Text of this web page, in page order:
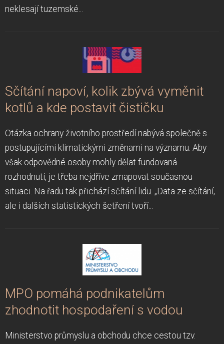
neklesají tuzemské...
Sčítání napoví, kolik zbývá vyměnit
kotlů a kde postavit čističku
Otázka ochrany životního prostředí nabývá společně s
postupujícími klimatickými změnami na významu. Aby
však odpovědné osoby mohly dělat fundovaná
rozhodnutí, je třeba nejdříve zmapovat současnou
situaci. Na řadu tak přichází sčítání lidu. „Data ze sčítání,
ale i dalších statistických šetření tvoří...
MPO pomáhá podnikatelům
zhodnotit hospodaření s vodou
Ministerstvo průmyslu a obchodu chce cestou tzv.